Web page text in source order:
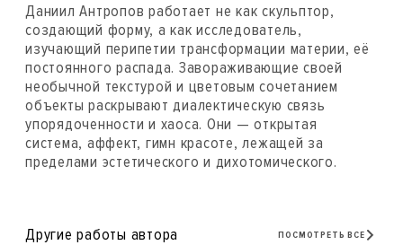
Даниил Антропов работает не как скульптор,
создающий форму, а как исследователь,
изучающий перипетии трансформации материи, её
постоянного распада. Завораживающие своей
необычной текстурой и цветовым сочетанием
объекты раскрывают диалектическую связь
упорядоченности и хаоса. Они — открытая
система, аффект, гимн красоте, лежащей за
пределами эстетического и дихотомического.
Другие работы автора ПОСМОТРЕТЬ ВСЕ